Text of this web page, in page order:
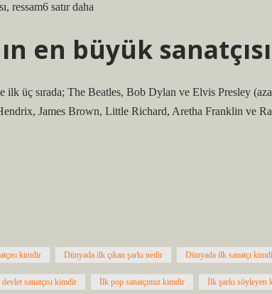
ressam6 satır daha
en büyük
ilk üç sırada; The Beatles, Bob Dylan ve Elvis Presley
James Brown, Little Richard, Aretha Franklin ve
kimdir Dünyada ilk çıkan şarkı nedir Dünyada ilk sanatçı
sanatçısı kimdir İlk pop sanatçımız kimdir İlk şarkı söyleyen